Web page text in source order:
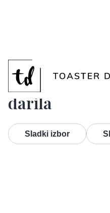
Promocijska
darila
Sladki izbor